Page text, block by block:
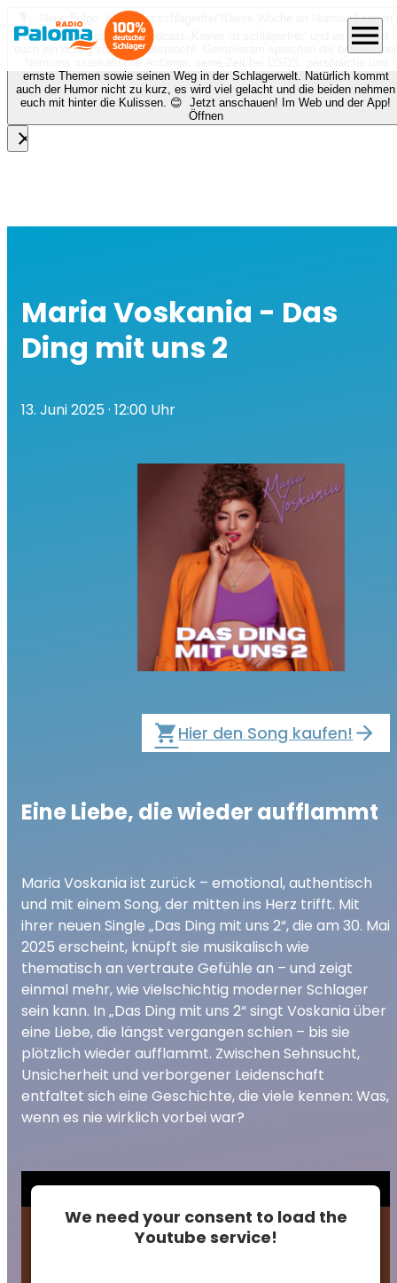
🎙️✨ Neue Folge „Keiner ist schlagerfrei“!
Diese Woche ist Norman Langen
bei Nora zu Gast beim Podcast „Keiner ist schlagerfrei“ und es erwartet
euch ein richtig schönes Gespräch! Gemeinsam sprechen die beiden über
Normans musikalische Anfänge, seine Zeit bei DSDS, persönliche und
ernste Themen sowie seinen Weg in der Schlagerwelt. Natürlich kommt
auch der Humor nicht zu kurz, es wird viel gelacht und die beiden nehmen
euch mit hinter die Kulissen. 😊 Jetzt anschauen! Im Web und der App!
Öffnen
close
menu
Maria Voskania - Das
Ding mit uns 2
13. Juni 2025· 12:00 Uhr
local_grocery_storeHier den Song kaufen!
Eine Liebe, die wieder aufflammt
Maria Voskania ist zurück – emotional, authentisch
und mit einem Song, der mitten ins Herz trifft. Mit
ihrer neuen Single „Das Ding mit uns 2“, die am 30. Mai
2025 erscheint, knüpft sie musikalisch wie
thematisch an vertraute Gefühle an – und zeigt
einmal mehr, wie vielschichtig moderner Schlager
sein kann. In „Das Ding mit uns 2“ singt Voskania über
eine Liebe, die längst vergangen schien – bis sie
plötzlich wieder aufflammt. Zwischen Sehnsucht,
Unsicherheit und verborgener Leidenschaft
entfaltet sich eine Geschichte, die viele kennen: Was,
wenn es nie wirklich vorbei war?
We need your consent to load the
Youtube service!